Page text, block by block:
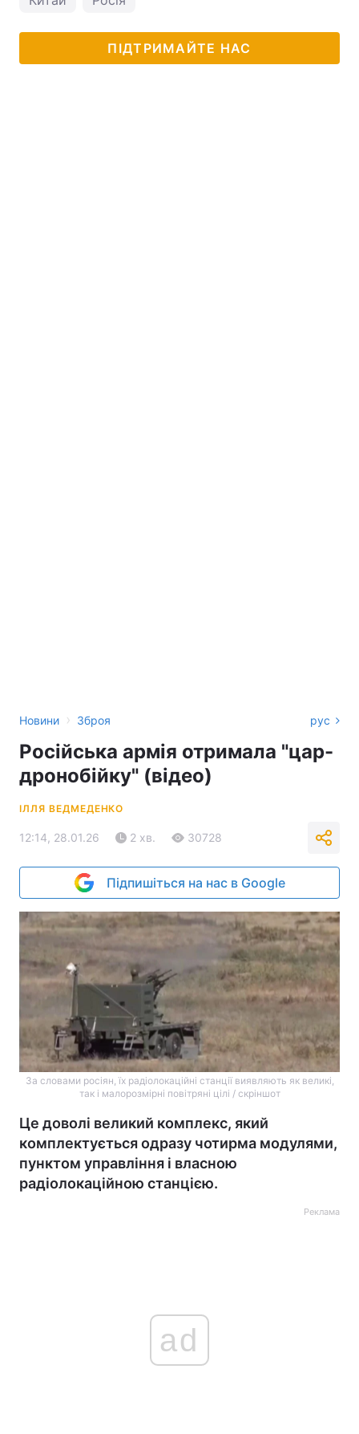
ПІДТРИМАЙТЕ НАС
Новини › Зброя рус
Російська армія отримала "цар-
дронобійку" (відео)
ІЛЛЯ ВЕДМЕДЕНКО
12:14, 28.01.26 2 хв. 30728
Підпишіться на нас в Google
За словами росіян, їх радіолокаційні станції виявляють як великі,
так і малорозмірні повітряні цілі / скріншот
Це доволі великий комплекс, який
комплектується одразу чотирма модулями,
пунктом управління і власною
радіолокаційною станцією.
Реклама
ad